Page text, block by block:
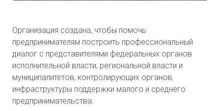
Организация создана, чтобы помочь
предпринимателям построить профессиональный
диалог с представителями федеральных органов
исполнительной власти, региональной власти и
муниципалитетов, контролирующих органов,
инфраструктуры поддержки малого и среднего
предпринимательства.